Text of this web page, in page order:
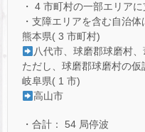
・ 4 市町村の一部エリアに
・支障エリアを含む自治体
熊本県( 3 市町村)
八代市、球磨郡球磨村
ただし、球磨郡球磨村の
岐阜県( 1 市)
高山市
・合計： 54 局停波